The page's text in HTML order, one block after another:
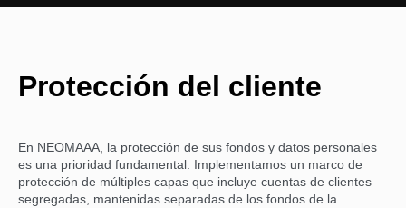
Protección del cliente
En NEOMAAA, la protección de sus fondos y datos personales
es una prioridad fundamental. Implementamos un marco de
protección de múltiples capas que incluye cuentas de clientes
segregadas, mantenidas separadas de los fondos de la